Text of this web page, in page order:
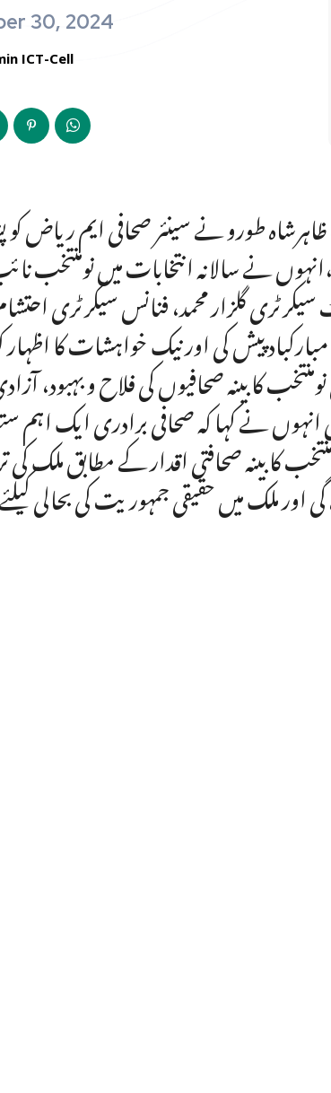
30, 2024
ICT-Cell
طورو نے سینئر صحافی ایم ریاض
نے سالانہ انتخابات میں
گلزار محمد، فنانس سیکرٹری
پیش کی اور نیک خواہشات کا
کابینہ صحافیوں کی فلاح و
انہوں نے کہا کہ صحافی برادری ایک
کابینہ صحافتی اقدار کے مطابق ملک
اور ملک میں حقیقی جمہوریت کی بحالی